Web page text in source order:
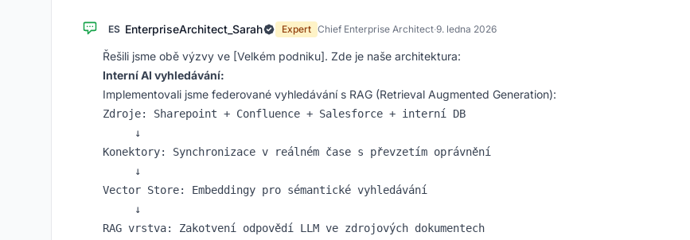
ES EnterpriseArchitect_Sarah Expert Chief Enterprise Architect·9. ledna 2026
Řešili jsme obě výzvy ve [Velkém podniku]. Zde je naše architektura:
Interní AI vyhledávání:
Implementovali jsme federované vyhledávání s RAG (Retrieval Augmented Generation):
Zdroje: Sharepoint + Confluence + Salesforce + interní DB
     ↓
Konektory: Synchronizace v reálném čase s převzetím oprávnění
     ↓
Vector Store: Embeddingy pro sémantické vyhledávání
     ↓
RAG vrstva: Zakotvení odpovědí LLM ve zdrojových dokumentech